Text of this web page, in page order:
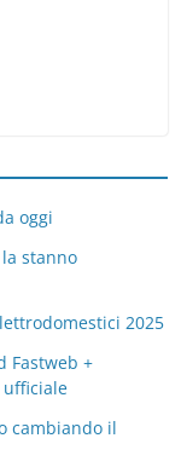
oggi
stanno
2025
Fastweb +
ufficiale
cambiando il